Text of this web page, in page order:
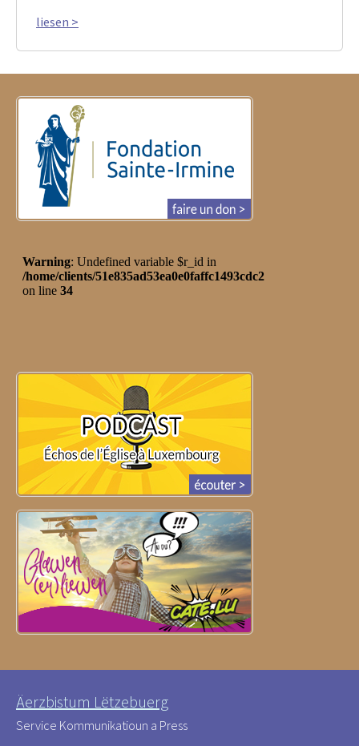
liesen >
Äerzbistum Lëtzebuerg
Service Kommunikatioun a Press